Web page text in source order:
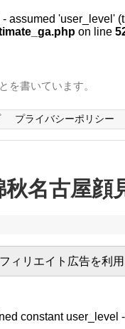
assumed 'user_level'
on line
を書いています。
プライバシーポリシー
名古屋顔
リエイト広告を利用
constant